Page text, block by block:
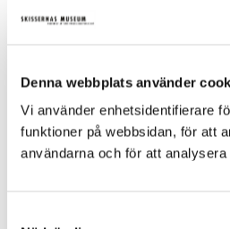
Denna webbplats använder
Vi använder enhetsidentifierare
funktioner på webbsidan, för att
användarna och för att